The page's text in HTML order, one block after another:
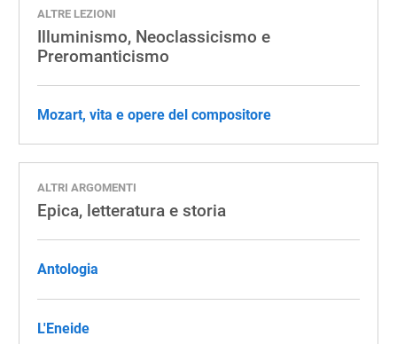
ALTRE LEZIONI
Illuminismo, Neoclassicismo e
Preromanticismo
Mozart, vita e opere del compositore
ALTRI ARGOMENTI
Epica, letteratura e storia
Antologia
L'Eneide